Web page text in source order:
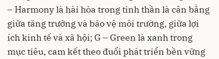
– Harmony là hài hòa trong tinh thần là cân bằng
giữa tăng trưởng và bảo vệ môi trường, giữa lợi
ích kinh tế và xã hội; G – Green là xanh trong
mục tiêu, cam kết theo đuổi phát triển bền vững